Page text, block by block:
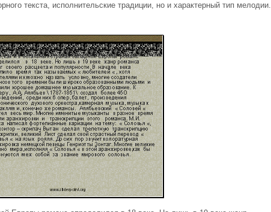
текста, исполнительские традиции, но и характерный тип мелодии.